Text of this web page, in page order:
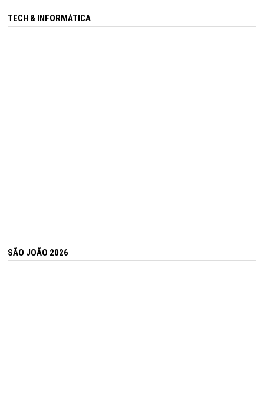
TECH & INFORMÁTICA
SÃO JOÃO 2026